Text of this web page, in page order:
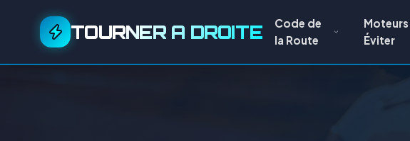
TOURNER A DROITE
Code de
la Route
Moteurs
Éviter